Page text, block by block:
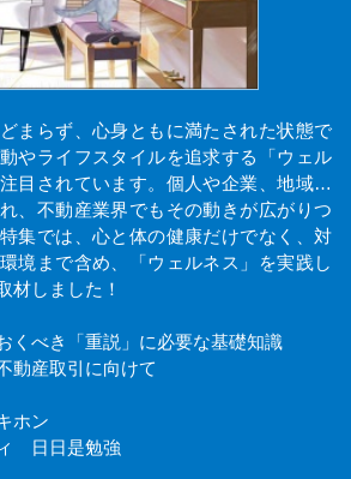
まらず、心身ともに満たされた状態で
やライフスタイルを追求する「ウェル
目されています。個人や企業、地域…
、不動産業界でもその動きが広がりつ
集では、心と体の健康だけでなく、対
境まで含め、「ウェルネス」を実践し
材しました！
くべき「重説」に必要な基礎知識
動産取引に向けて
ホン
日日是勉強